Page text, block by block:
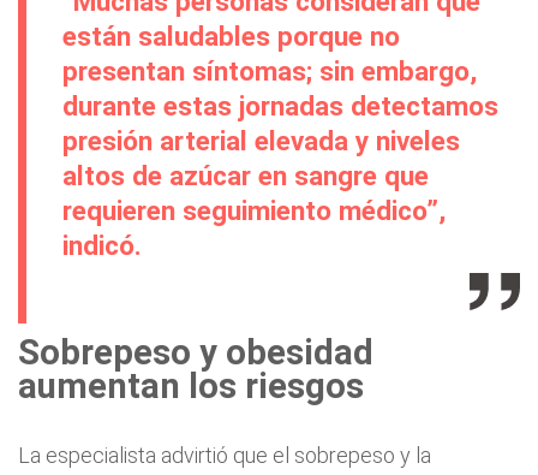
están saludables porque no
presentan síntomas; sin embargo,
durante estas jornadas detectamos
presión arterial elevada y niveles
altos de azúcar en sangre que
requieren seguimiento médico”,
indicó.
Sobrepeso y obesidad
aumentan los riesgos
La especialista advirtió que el sobrepeso y la